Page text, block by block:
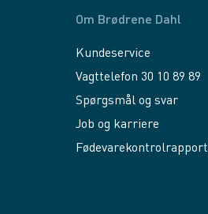
Om Brødrene Dahl
Kundeservice
Vagttelefon 30 10 89 89
Spørgsmål og svar
Job og karriere
Fødevarekontrolrapport